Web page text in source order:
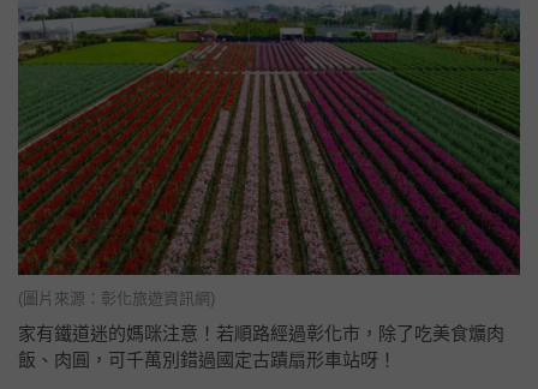
(圖片來源：彰化旅遊資訊網)
家有鐵道迷的媽咪注意！若順路經過彰化市，除了吃美食爌肉
飯、肉圓，可千萬別錯過國定古蹟扇形車站呀！